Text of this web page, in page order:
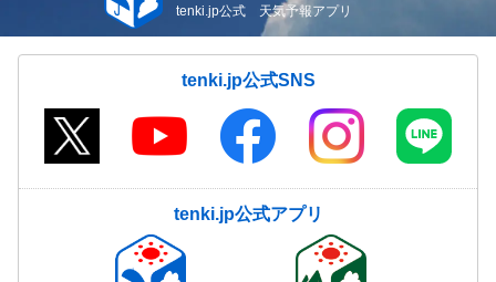
tenki.jp公式 天気予報アプリ
tenki.jp公式SNS
tenki.jp公式アプリ